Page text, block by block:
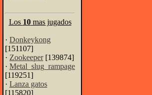
Los 10mas jugados
· Donkeykong
[151107]
· Zookeeper[139874]
· Metal_slug_rampage
[119251]
· Lanza gatos
[115820]